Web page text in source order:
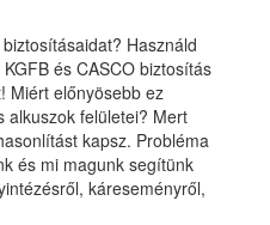
Használd
és CASCO biztosítás
Miért előnyösebb ez
alkuszok felületei? Mert
kapsz. Probléma
és mi magunk segítünk
káreseményről,